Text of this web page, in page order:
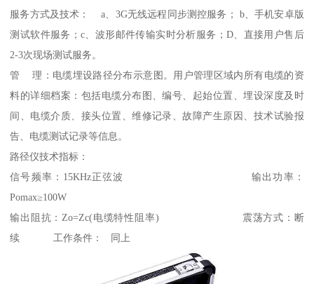
服务方式及技术： a、3G无线远程同步测控服务； b、手机安卓版
测试软件服务；c、波形邮件传输实时分析服务；D、直接用户售后
2-3次现场测试服务。
管 理：电缆埋设路径分布示意图。用户管理区域内所有电缆的资
料的详细档案：包括电缆分布图、编号、起始位置、埋设深度及时
间、电缆介质、接头位置、维修记录、故障产生原因、技术试验报
告、电缆测试记录等信息。
路径仪技术指标：
信号频率：15KHz正弦波 输出功率：
Pomax≥100W
输出阻抗：Zo=Zc(电缆特性阻率) 震荡方式：断
续 工作条件： 同上